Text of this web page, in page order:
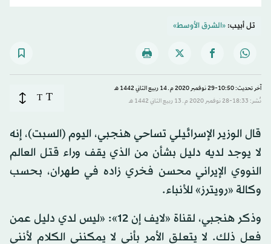
تل أبيب:«الشرق الأوسط»
آخر تحديث: 10:50-29 نوفمبر 2020 م ـ 14 ربيع الثاني 1442 هـ
نُشر: 18:33-28 نوفمبر 2020 م ـ 13 ربيع الثاني 1442 هـ
T
T
قال الوزير الإسرائيلي تساحي هنجبي، اليوم (السبت)، إنه
لا يوجد لديه دليل بشأن من الذي يقف وراء قتل العالم
النووي الإيراني محسن فخري زاده في طهران، بحسب
وكالة «رويترز» للأنباء.
وذكر هنجبي، لقناة «لايف إن 12»: «ليس لدي دليل عمن
فعل ذلك. لا يتعلق الأمر بأني لا يمكنني الكلام لأنني